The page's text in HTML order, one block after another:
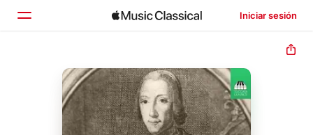
Iniciar sesión
Inicio
Explorar